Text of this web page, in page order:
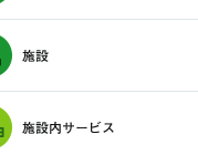
施設
施設内サービス